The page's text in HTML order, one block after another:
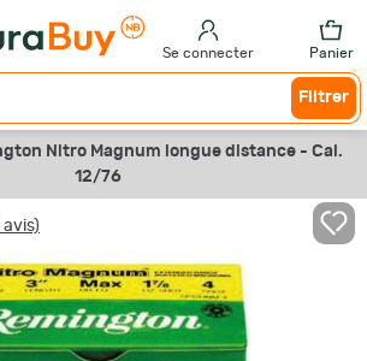
Se connecter Panier
Filtrer
Nitro Magnum longue distance - Cal.
12/76
avis)